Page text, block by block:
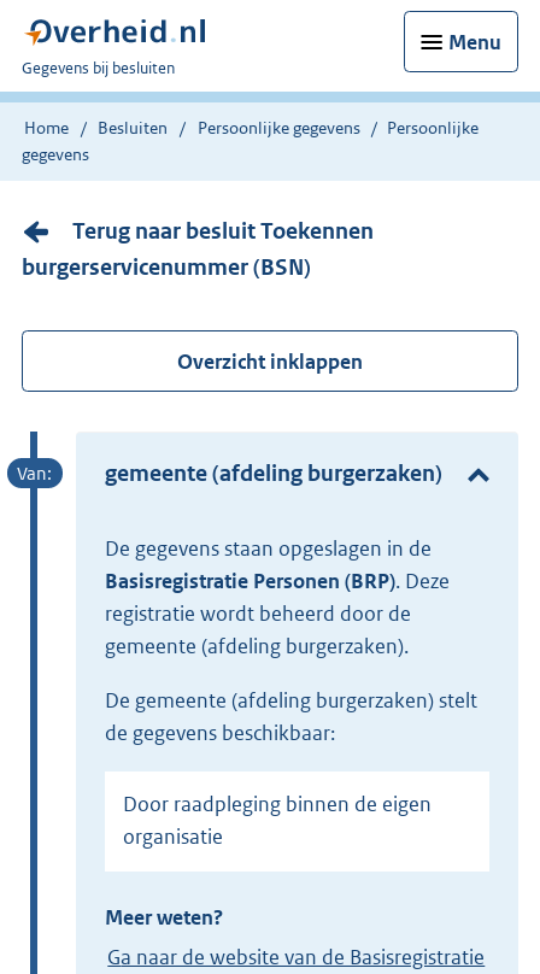
Menu
U
bent
nu
Gegevens bij besluiten
Home Besluiten Persoonlijke gegevens
Persoonlijke
gegevens
Terug naar besluit Toekennen
burgerservicenummer (BSN)
Overzicht inklappen
gemeente (afdeling burgerzaken)
De gegevens staan opgeslagen in de
Basisregistratie Personen (BRP). Deze
registratie wordt beheerd door de
gemeente (afdeling burgerzaken).
de gemeente (afdeling burgerzaken) stelt
de gegevens beschikbaar:
Door raadpleging binnen de eigen
organisatie
Meer weten?
Ga naar de website van de Basisregistratie